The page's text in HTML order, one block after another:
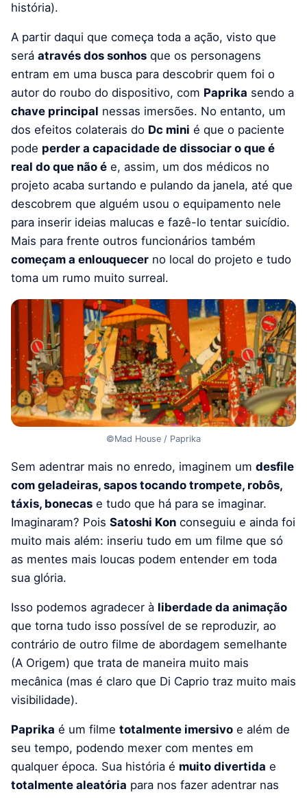
história).
A partir daqui que começa toda a ação, visto que
será através dos sonhos que os personagens
entram em uma busca para descobrir quem foi o
autor do roubo do dispositivo, com Paprika sendo a
chave principal nessas imersões. No entanto, um
dos efeitos colaterais do Dc mini é que o paciente
pode perder a capacidade de dissociar o que é
real do que não é e, assim, um dos médicos no
projeto acaba surtando e pulando da janela, até que
descobrem que alguém usou o equipamento nele
para inserir ideias malucas e fazê-lo tentar suicídio.
Mais para frente outros funcionários também
começam a enlouquecer no local do projeto e tudo
toma um rumo muito surreal.
©Mad House / Paprika
Sem adentrar mais no enredo, imaginem um desfile
com geladeiras, sapos tocando trompete, robôs,
táxis, bonecas e tudo que há para se imaginar.
Imaginaram? Pois Satoshi Kon conseguiu e ainda foi
muito mais além: inseriu tudo em um filme que só
as mentes mais loucas podem entender em toda
sua glória.
Isso podemos agradecer à liberdade da animação
que torna tudo isso possível de se reproduzir, ao
contrário de outro filme de abordagem semelhante
(A Origem) que trata de maneira muito mais
mecânica (mas é claro que Di Caprio traz muito mais
visibilidade).
Paprika é um filme totalmente imersivo e além de
seu tempo, podendo mexer com mentes em
qualquer época. Sua história é muito divertida e
totalmente aleatória para nos fazer adentrar nas